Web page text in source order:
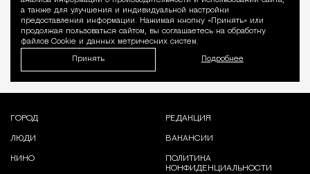
а также для улучшения и индивидуальной настройки
предоставления информации. Нажимая кнопку «Принять» или
продолжая пользоваться сайтом, вы соглашаетесь на обработку
файлов Cookie и данных метрических систем.
Принять Подробнее
ГОРОД
ЛЮДИ
КИНО
РЕДАКЦИЯ
ВАКАНСИИ
ПОЛИТИКА
КОНФИДЕНЦИАЛЬНОСТИ